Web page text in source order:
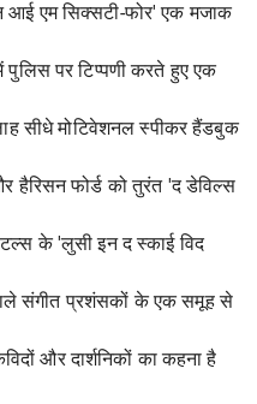
आई एम सिक्सटी-फोर' एक मजाक
पर टिप्पणी करते हुए एक
सीधे मोटिवेशनल स्पीकर हैंडबुक
हैरिसन फोर्ड को तुरंत 'द डेविल्स
के 'लुसी इन द स्काई विद
संगीत प्रशंसकों के एक समूह से
और दार्शनिकों का कहना है